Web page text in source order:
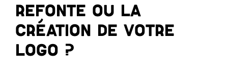
refonte ou la
création de votre
logo ?